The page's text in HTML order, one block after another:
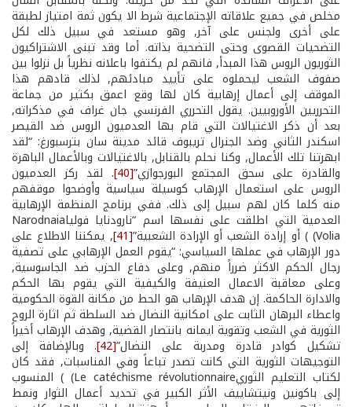
مخلص في جميع علاقاته الإجتماعية شرط الا يكون ثمة امتياز لطبقة
على أخرى ولجنس على آخر, وهو مستعد في سبيل ذلك لكل
التضحيات القصوى وحتى التضحية بذاته. أما وقد تبنى الاشتراكيون
الثوريون الروس هذا المبدأ, فانهم لم يكتفوا باعلانه نظرياً بل نزلوا بين
صفوف الشعب ليحملوه على تأييد مبادئهم, لذلك قادهم هذا
الموقف إلى أعمال إرهابية كان لها وقع اعمق بكثير من جماعة
التحرريين الأوروبيين. يقول التحرري الفرنسي جان غراف في مذكراته,
بعد أن ذكر الاغتيالات التي قام بها العدميون الروس ضد القيصر
اسكندر الثاني وضد الجنرال تريبوف قائد مدينة سان بترسبورغ: “لقد
ابهرتنا تلك الأعمال, وكنا نحلم بالقنابل, بالاغتيالات وبالأعمال الباهرة
والقادرة على سحق المجتمع البورجوازي”[40] . لقد ركز العدميون
الروس على استعمال الإرهاب كوسيلة سياسية وأوضحوا موقفهم
منه كلما كان لهم سبيل إلى ذلك. ففي برنامج المنظمة الإرهابية
العدمية التي اطلقت على نفسها اسم “نارودنايا فولياNarodnaia
Volia) ) أو إرادة الشعب أو الإرادة الشعبية” [41] , يمكننا الاطلاع على
دور الإرهاب في عملها السياسي: “يقوم العمل الإرهابي على تصفية
رجال الحكم الاكثر ضرراً منهم, وعلى دفاع الحزب ضد الجاسوسية,
وعلى معاقبة الاعمال العنيفة والكيفية التي يقوم بها الحكم
والادارة الحاكمة. إن هدف الإرهاب هو الحط من مكانة القوة الحكومية
واعطاء البرهان الثابت على امكانية النضال ضد السلطة ثم اثارة الروح
الثورية في الشعب وتقوية ايمانه بانتصار القضية, وهدف الإرهاب أخيراً
تشكيل كوادر قادرة ومدربة على النضال”[42] . وبالإضافة إلى
التوجيهات الثورية التي كانت تصدر تباعاً وفي المناسبات, فقد كان
لكتاب التعليم الثوريLe catéchisme révolutionnaire) ) المنسوب
إلى باكونين ونيتشاييف الأثر الكبير في تحديد أعمال الثوار ونمط